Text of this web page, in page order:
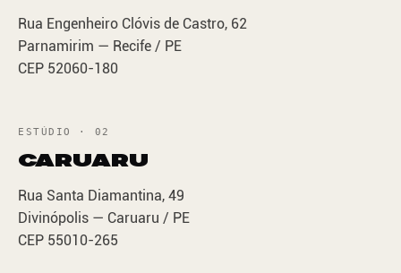
Rua Engenheiro Clóvis de Castro, 62
Parnamirim — Recife / PE
CEP 52060-180
ESTÚDIO · 02
CARUARU
Rua Santa Diamantina, 49
Divinópolis — Caruaru / PE
CEP 55010-265